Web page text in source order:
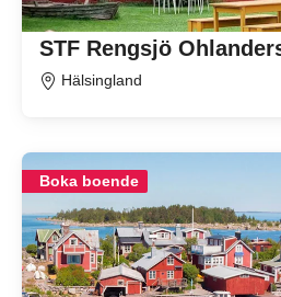
STF Rengsjö
Hälsingland
Boka boende